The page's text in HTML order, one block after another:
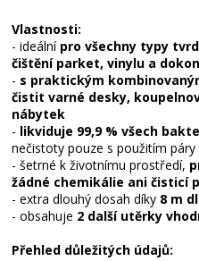
Vlastnosti:
- ideální pro všechny typy
čištění parket, vinylu a
- s praktickým
čistit varné desky,
nábytek
- likviduje 99,9 % všech
nečistoty pouze s použitím páry
- šetrné k životnímu prostředí,
žádné chemikálie ani čisticí
- extra dlouhý dosah díky 8 m
- obsahuje 2 další utěrky
Přehled důležitých údajů: